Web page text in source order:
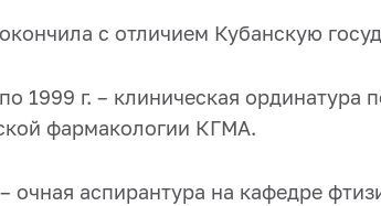
окончила с отличием Кубанскую
1999 г. – клиническая
фармакологии КГМА.
– очная аспирантура на кафедре